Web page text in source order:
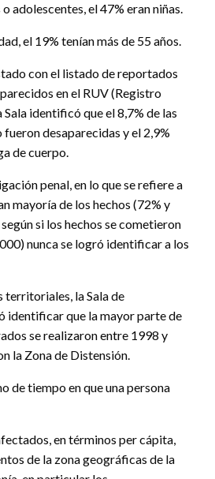
adolescentes, el 47% eran niñas.
el 19% tenían más de 55 años.
con el listado de reportados
en el RUV (Registro
identificó que el 8,7% de las
desaparecidas y el 2,9%
de cuerpo.
penal, en lo que se refiere a
mayoría de los hechos (72% y
si los hechos se cometieron
nunca se logró identificar a los
territoriales, la Sala de
identificar que la mayor parte de
se realizaron entre 1998 y
la Zona de Distensión.
de tiempo en que una persona
en términos per cápita,
de la zona geográficas de la